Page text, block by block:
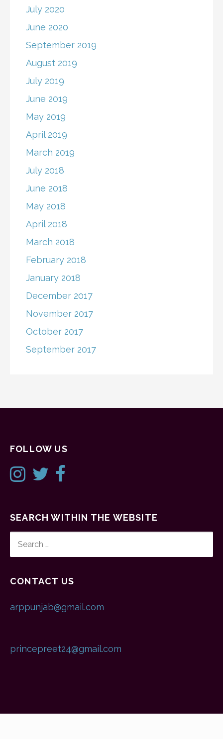
July 2020
June 2020
September 2019
August 2019
July 2019
June 2019
May 2019
April 2019
March 2019
July 2018
June 2018
May 2018
April 2018
March 2018
February 2018
January 2018
December 2017
November 2017
October 2017
September 2017
FOLLOW US
SEARCH WITHIN THE WEBSITE
FOR:
CONTACT US
arppunjab@gmail.com
princepreet24@gmail.com